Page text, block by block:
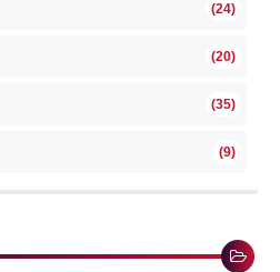
(24)
(20)
(35)
(9)